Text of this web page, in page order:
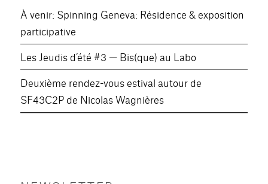
À venir: Spinning Geneva: Résidence & exposition
participative
Les Jeudis d’été #3 — Bis(que) au Labo
Deuxième rendez-vous estival autour de
SF43C2P de Nicolas Wagnières